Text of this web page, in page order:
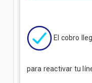
El cobro
para reactivar tu